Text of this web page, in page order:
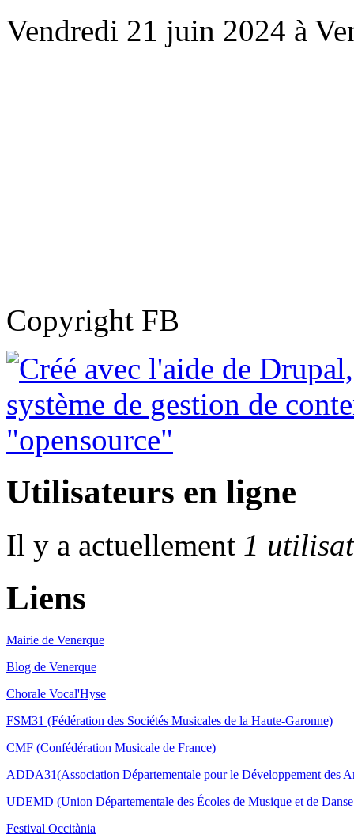
Vendredi 21 juin 2024 à
Copyright FB
Utilisateurs en ligne
Il y a actuellement 1
Liens
Mairie de Venerque
Blog de Venerque
Chorale Vocal'Hyse
FSM31 (Fédération des Sociétés Musicales de la Haute-Garonne)
CMF (Confédération Musicale de France)
ADDA31(Association Départementale pour le Développement des
UDEMD (Union Départementale des Écoles de Musique et de
Festival Occitània